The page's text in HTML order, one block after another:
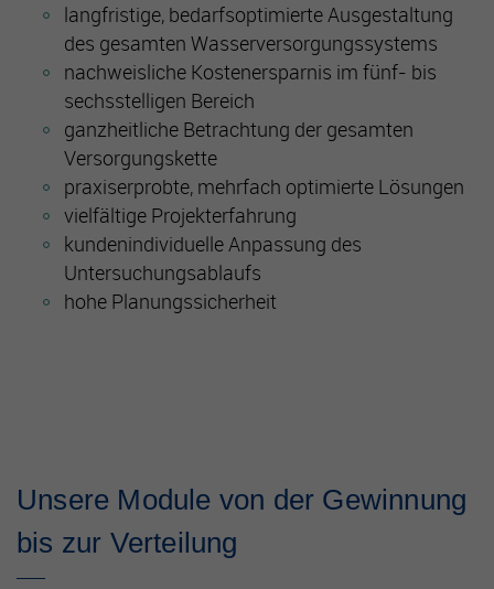
langfristige, bedarfsoptimierte Ausgestaltung
des gesamten Wasserversorgungssystems
nachweisliche Kostenersparnis im fünf- bis
sechsstelligen Bereich
ganzheitliche Betrachtung der gesamten
Versorgungskette
praxiserprobte, mehrfach optimierte Lösungen
vielfältige Projekterfahrung
kundenindividuelle Anpassung des
Untersuchungsablaufs
hohe Planungssicherheit
Unsere Module von der Gewinnung
bis zur Verteilung